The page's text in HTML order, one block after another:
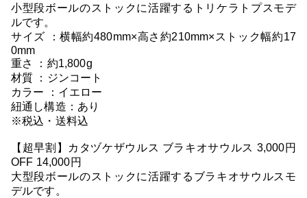
小型段ボールのストックに活躍するトリケラトプスモデ
ルです。
サイズ ：横幅約480mm×高さ約210mm×ストック幅約17
0mm
重さ ：約1,800g
材質 ：ジンコート
カラー ：イエロー
紐通し構造：あり
※税込・送料込
【超早割】カタヅケザウルス ブラキオサウルス 3,000円
OFF 14,000円
大型段ボールのストックに活躍するブラキオサウルスモ
デルです。